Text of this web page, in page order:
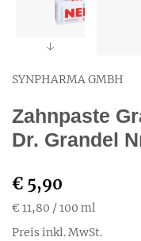
SYNPHARMA GMBH
Zahnpaste
Dr. Grandel
€ 5,90
€ 11,80 / 100 ml
Preis inkl. MwSt.